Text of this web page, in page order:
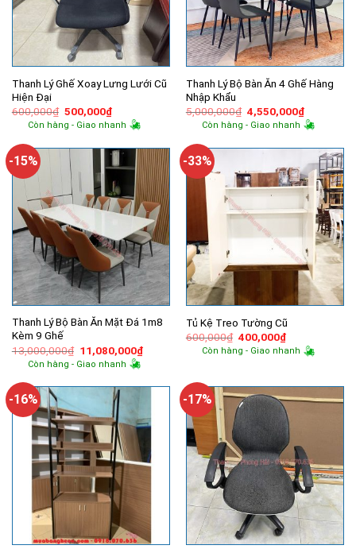
Thanh Lý Ghế Xoay Lưng Lưới Cũ
Hiện Đại
600,000₫ Giá
gốc
là:
500,000₫Giá
hiện
tại
500,000₫.
Còn hàng - Giao nhanh
Thanh Lý Bộ Bàn Ăn 4 Ghế Hàng
Nhập Khẩu
5,000,000₫ Giá
gốc
là:
4,550,000₫Giá
hiện
tại
Còn hàng - Giao nhanh
-15%
Thanh Lý Bộ Bàn Ăn Mặt Đá 1m8
Kèm 9 Ghế
13,000,000₫ Giá
gốc
là:
11,080,000₫Giá
hiện
11,080,000₫.
Còn hàng - Giao nhanh
-33%
Tủ Kệ Treo Tường Cũ
600,000₫ Giá
gốc
là:
400,000₫Giá
hiện
tại
Còn hàng - Giao nhanh
-16% -17%